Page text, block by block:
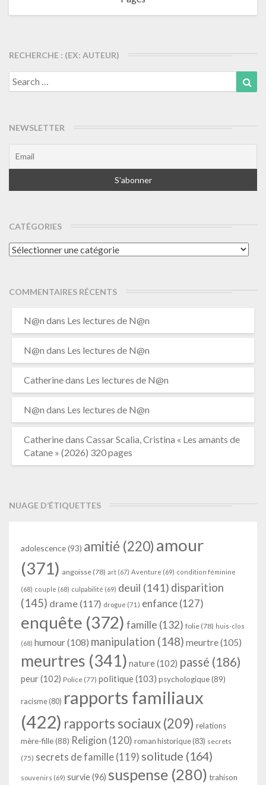
RECHERCHE : (EX: AUTEUR)
Search
for:
NEWSLETTER
CATÉGORIES
Catégories
COMMENTAIRES RÉCENTS
N@n dans Les lectures de N@n
N@n dans Les lectures de N@n
Catherinedans Les lectures de N@n
N@n dans Les lectures de N@n
Catherinedans Cassar Scalia, Cristina « Les amants de
Catane » (2026) 320 pages
NUAGE D’ÉTIQUETTES
adolescence(93) amitié (220) amour
(371) angoisse (78) art (67) Aventure (69) condition féminine
(68) couple (68) culpabilité (69) deuil (141) disparition
(145) drame (117) drogue (71) enfance(127)
enquête (372) famille (132) folie (78) huis-clos
(68) humour(108) manipulation (148) meurtre(105)
meurtres (341) nature(102) passé (186)
peur(102) Police (77) politique(103) psychologique(89)
racisme (80) rapports familiaux
(422) rapports sociaux(209) relations
mère-fille(88) Religion (120) roman historique(83) secrets
(75) secrets de famille (119) solitude (164)
souvenirs (69) survie(96) suspense (280) trahison